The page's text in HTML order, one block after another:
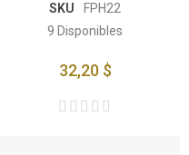
SKU
FPH22
9 Disponibles
32,20 $